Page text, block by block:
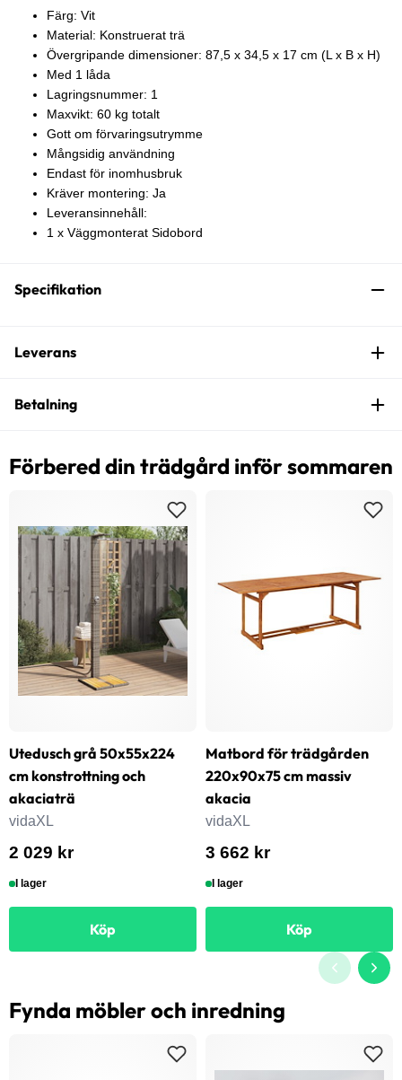
Färg: Vit
Material: Konstruerat trä
Övergripande dimensioner: 87,5 x 34,5 x 17 cm (L x B x H)
Med 1 låda
Lagringsnummer: 1
Maxvikt: 60 kg totalt
Gott om förvaringsutrymme
Mångsidig användning
Endast för inomhusbruk
Kräver montering: Ja
Leveransinnehåll:
1 x Väggmonterat Sidobord
Specifikation
Leverans
Betalning
Förbered din trädgård inför sommaren
Utedusch grå 50x55x224
cm konstrottning och
akaciaträ
vidaXL
2 029 kr
I lager
Köp
Matbord för trädgården
220x90x75 cm massiv
akacia
vidaXL
3 662 kr
I lager
Köp
Fynda möbler och inredning